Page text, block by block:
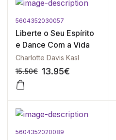
5604352030057
Liberte o Seu Espírito
e Dance Com a Vida
Charlotte Davis Kasl
15.50€ 13.95€
5604352020089